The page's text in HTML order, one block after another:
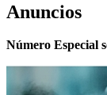
Anuncios
Número Especial